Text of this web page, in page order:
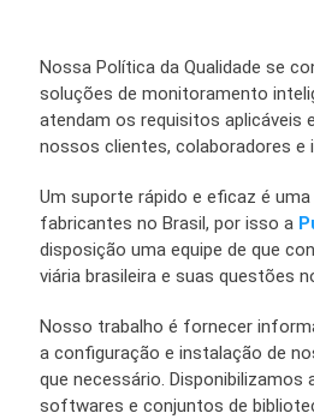
Nossa Política da Qualidade se
soluções de monitoramento
atendam os requisitos aplicáveis
nossos clientes, colaboradores e
Um suporte rápido e eficaz é
fabricantes no Brasil, por isso a
disposição uma equipe de que
viária brasileira e suas questões
Nosso trabalho é fornecer
a configuração e instalação de
que necessário. Disponibilizamos
softwares e conjuntos de